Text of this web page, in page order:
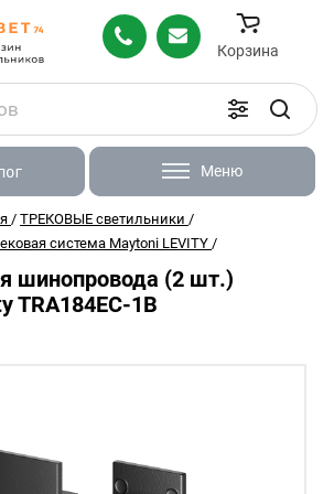
Корзина
Меню
/ ТРЕКОВЫЕ светильники /
система Maytoni LEVITY /
шинопровода (2 шт.)
TRA184EC-1B